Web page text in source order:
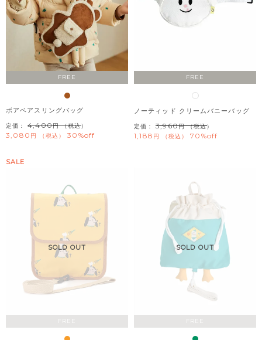
FREE
ボアベアスリングバッグ
定価： 4,400 （税込）
3,080 税込 30%off
FREE
ノーティッド クリームバニーバッグ
定価： 3,960 （税込）
1,188 税込 70%off
FREE
SOLD OUT
SALE
FREE
SOLD OUT